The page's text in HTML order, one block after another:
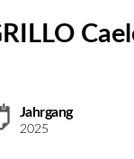
Jahrgang
2025